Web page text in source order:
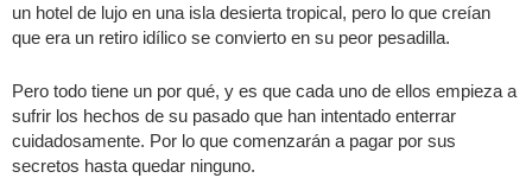
un hotel de lujo en una isla desierta tropical, pero lo que creían
que era un retiro idílico se convierto en su peor pesadilla.
Pero todo tiene un por qué, y es que cada uno de ellos empieza a
sufrir los hechos de su pasado que han intentado enterrar
cuidadosamente. Por lo que comenzarán a pagar por sus
secretos hasta quedar ninguno.